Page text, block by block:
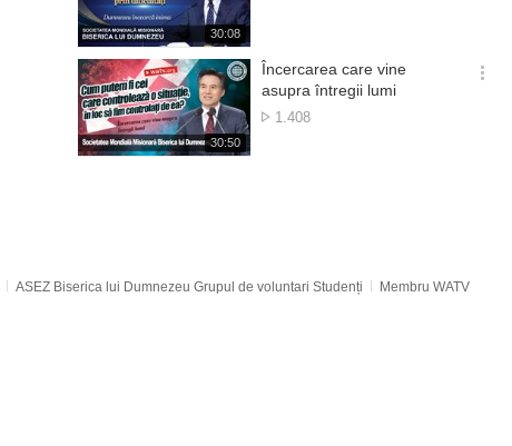
재
생
시
간
30:08
재
생
30:50
Încercarea care vine
asupra întregii lumi
Numărul
1.408
옵
ASEZ Biserica lui Dumnezeu Grupul de voluntari Studenți Membru WATV